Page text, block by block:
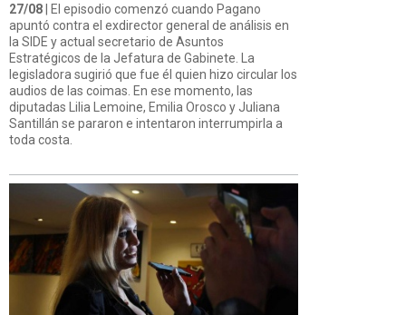
27/08 | El episodio comenzó cuando Pagano
apuntó contra el exdirector general de análisis en
la SIDE y actual secretario de Asuntos
Estratégicos de la Jefatura de Gabinete. La
legisladora sugirió que fue él quien hizo circular los
audios de las coimas. En ese momento, las
diputadas Lilia Lemoine, Emilia Orosco y Juliana
Santillán se pararon e intentaron interrumpirla a
toda costa.